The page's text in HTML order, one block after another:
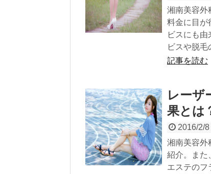
湘南美容外
料金に目が
ビスにも
ビスや脱毛
記事を読む
レーザ
果とは
2016/2/8
湘南美容外
紹介。また
エステのフ